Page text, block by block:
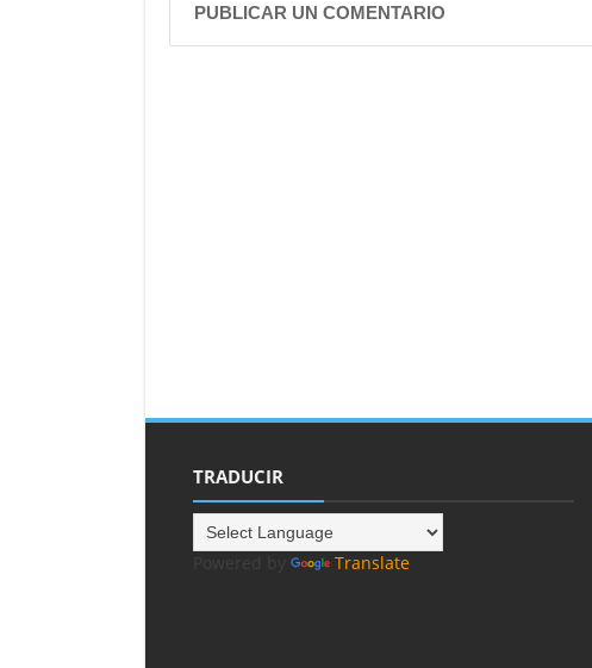
PUBLICAR UN COMENTARIO
TRADUCIR
Translate